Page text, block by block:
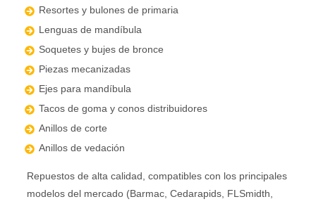
Resortes y bulones de primaria
Lenguas de mandíbula
Soquetes y bujes de bronce
Piezas mecanizadas
Ejes para mandíbula
Tacos de goma y conos distribuidores
Anillos de corte
Anillos de vedación
Repuestos de alta calidad, compatibles con los principales
modelos del mercado (Barmac, Cedarapids, FLSmidth,